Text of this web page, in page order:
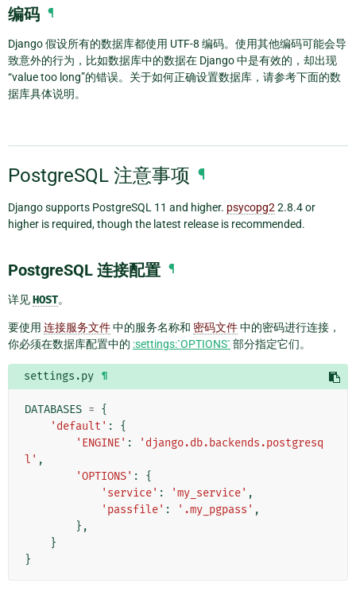
编码 ¶
Django 假设所有的数据库都使用 UTF-8 编码。使用其他编码可能会导
致意外的行为，比如数据库中的数据在 Django 中是有效的，却出现
“value too long”的错误。关于如何正确设置数据库，请参考下面的数
据库具体说明。
PostgreSQL 注意事项 ¶
Django supports PostgreSQL 11 and higher. psycopg2 2.8.4 or
higher is required, though the latest release is recommended.
PostgreSQL 连接配置 ¶
详见HOST。
要使用 连接服务文件中的服务名称和 密码文件中的密码进行连接，
你必须在数据库配置中的 :settings:`OPTIONS` 部分指定它们。
settings.py ¶
DATABASES = {
'default' :
{
'ENGINE' :
'django.db.backends.postgresq
l' ,
'OPTIONS' :
{
'service' : 'my_service' ,
'passfile' : '.my_pgpass' ,
},
}
}